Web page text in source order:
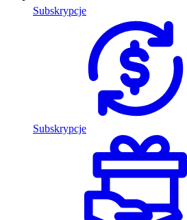
Subskrypcje
Subskrypcje